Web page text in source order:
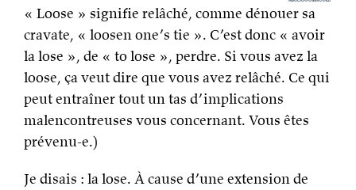
« Loose » signifie relâché, comme dénouer sa
cravate, « loosen one’s tie ». C’est donc « avoir
la lose », de « to lose », perdre. Si vous avez la
loose, ça veut dire que vous avez relâché. Ce qui
peut entraîner tout un tas d’implications
malencontreuses vous concernant. Vous êtes
prévenu-e.)
Je disais : la lose. À cause d’une extension de